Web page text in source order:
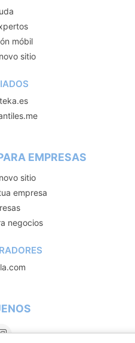
móbil
sitio
EMPRESAS
sitio
empresa
negocios